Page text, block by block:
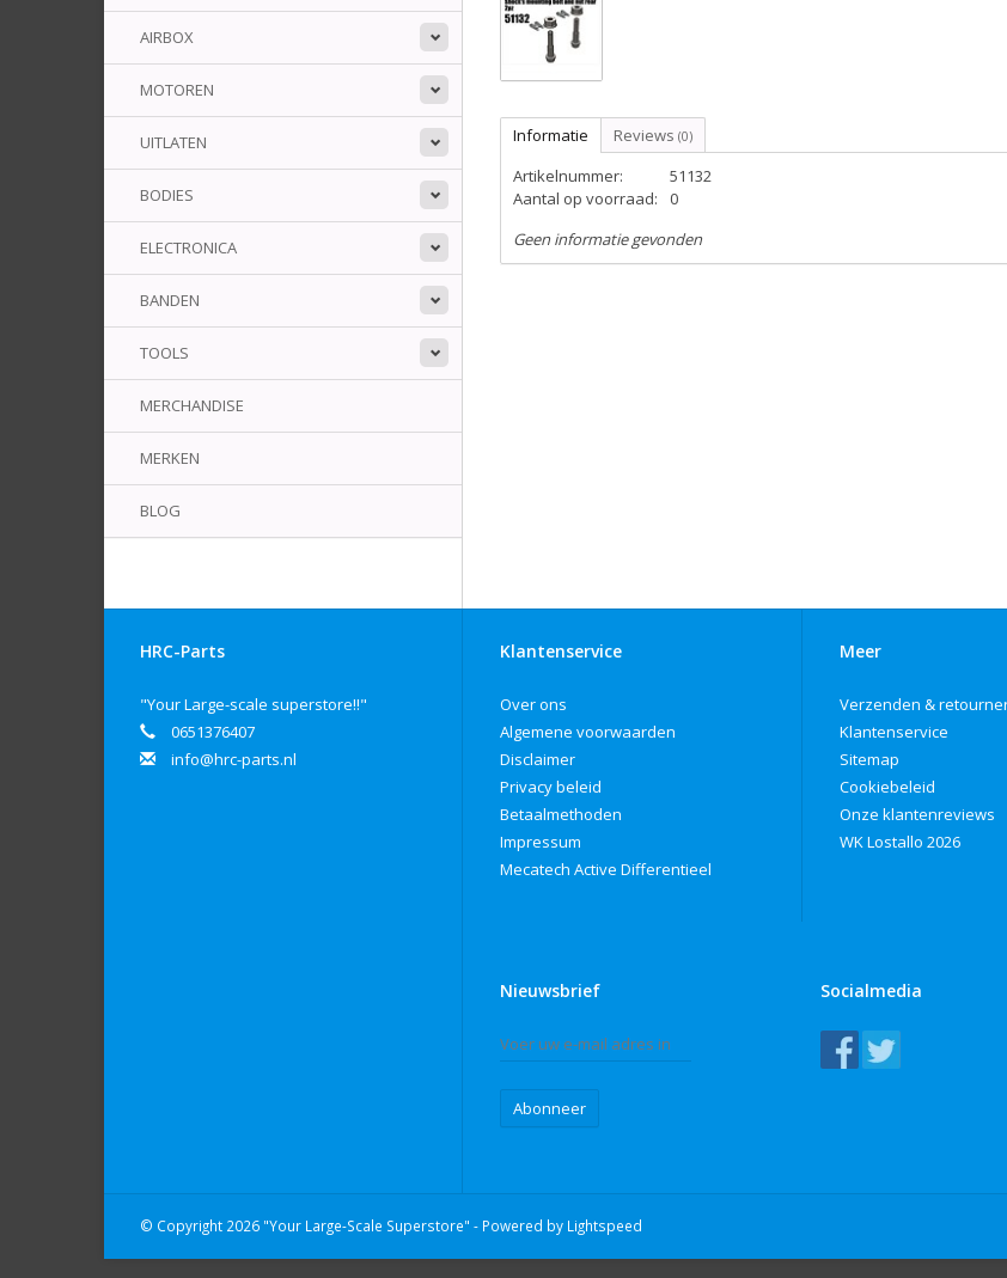
AIRBOX
MOTOREN
UITLATEN
BODIES
ELECTRONICA
BANDEN
TOOLS
MERCHANDISE
MERKEN
BLOG
Informatie Reviews (0)
Artikelnummer:
51132
Aantal op voorraad:
0
Geen informatie gevonden
HRC-Parts
"Your Large-scale superstore!!"
0651376407
info@hrc-parts.nl
Klantenservice
Over ons
Algemene voorwaarden
Disclaimer
Privacy beleid
Betaalmethoden
Impressum
Mecatech Active Differentieel
Meer
Verzenden &
Klantenservice
Sitemap
Cookiebeleid
Onze klantenreviews
WK Lostallo 2026
Nieuwsbrief
Abonneer
Socialmedia
© Copyright 2026 "Your Large-Scale Superstore" - Powered by Lightspeed